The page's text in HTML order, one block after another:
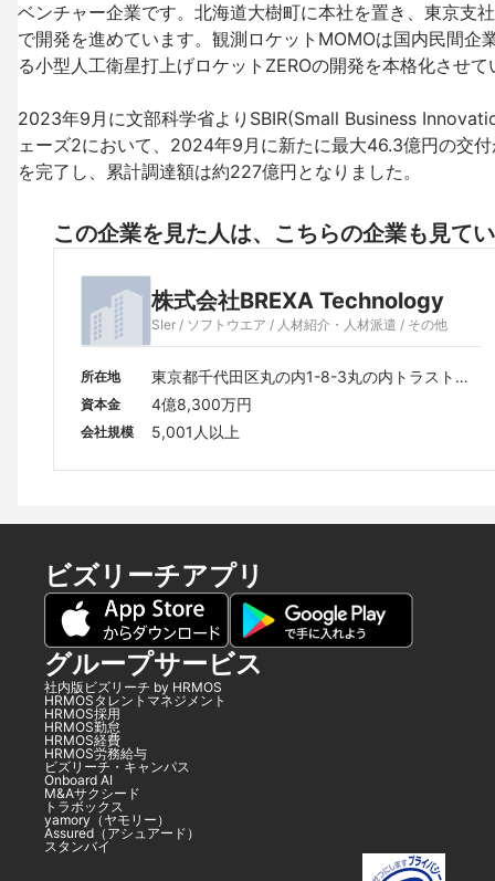
ベンチャー企業です。北海道大樹町に本社を置き、東京支
で開発を進めています。観測ロケットMOMOは国内民間
る小型人工衛星打上げロケットZEROの開発を本格化させて
2023年9月に文部科学省よりSBIR(Small Business
ェーズ2において、2024年9月に新たに最大46.3億円の交
を完了し、累計調達額は約227億円となりました。
この企業を見た人は、こちらの企業も見て
株式会社BREXA Technology
SIer / ソフトウエア / 人材紹介・人材派遣 / その他
所在地
東京都千代田区丸の内1-8-3丸の内トラストタ
ワー本館17F
資本金 4億8,300万円
会社規模 5,001人以上
ビズリーチアプリ
グループサービス
社内版ビズリーチ by HRMOS
HRMOSタレントマネジメント
HRMOS採用
HRMOS勤怠
HRMOS経費
HRMOS労務給与
ビズリーチ・キャンパス
Onboard AI
M&Aサクシード
トラボックス
yamory（ヤモリー）
Assured（アシュアード）
スタンバイ